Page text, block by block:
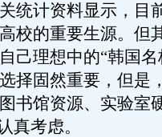
计资料显示，目
校的重要生源。但
己理想中的“韩国
择固然重要，但是
书馆资源、实验室
真考虑。